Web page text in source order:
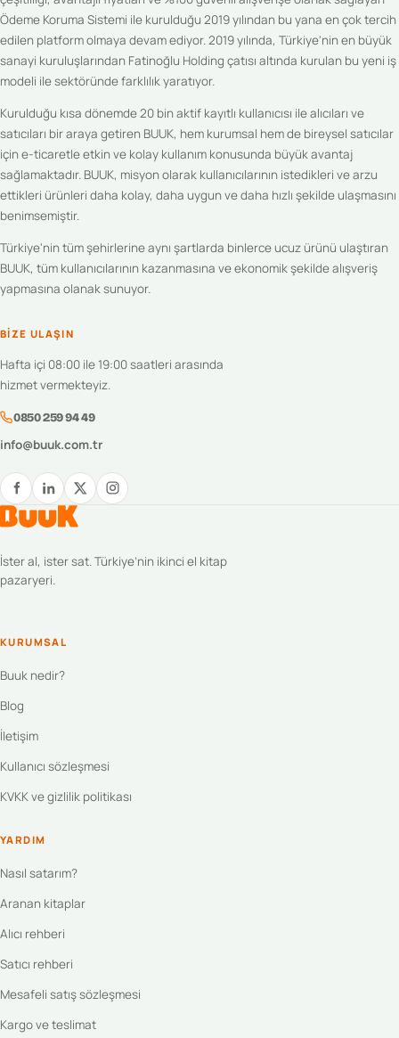
Ödeme Koruma Sistemi ile kurulduğu 2019 yılından bu yana en çok tercih
edilen platform olmaya devam ediyor. 2019 yılında, Türkiye'nin en büyük
sanayi kuruluşlarından Fatinoğlu Holding çatısı altında kurulan bu yeni iş
modeli ile sektöründe farklılık yaratıyor.
Kurulduğu kısa dönemde 20 bin aktif kayıtlı kullanıcısı ile alıcıları ve
satıcıları bir araya getiren BUUK, hem kurumsal hem de bireysel satıcılar
için e-ticaretle etkin ve kolay kullanım konusunda büyük avantaj
sağlamaktadır. BUUK, misyon olarak kullanıcılarının istedikleri ve arzu
ettikleri ürünleri daha kolay, daha uygun ve daha hızlı şekilde ulaşmasını
benimsemiştir.
Türkiye'nin tüm şehirlerine aynı şartlarda binlerce ucuz ürünü ulaştıran
BUUK, tüm kullanıcılarının kazanmasına ve ekonomik şekilde alışveriş
yapmasına olanak sunuyor.
BIZE ULAŞIN
Hafta içi 08:00 ile 19:00 saatleri arasında
hizmet vermekteyiz.
0850 259 94 49
info@buuk.com.tr
İster al, ister sat. Türkiye’nin ikinci el kitap
pazaryeri.
KURUMSAL
Buuk nedir?
Blog
İletişim
Kullanıcı sözleşmesi
KVKK ve gizlilik politikası
YARDIM
Nasıl satarım?
Aranan kitaplar
Alıcı rehberi
Satıcı rehberi
Mesafeli satış sözleşmesi
Kargo ve teslimat